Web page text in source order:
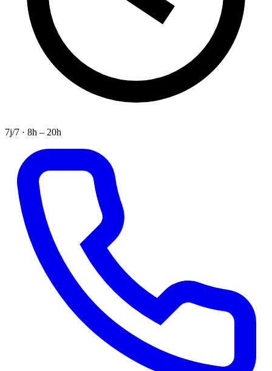
7j/7 · 8h – 20h